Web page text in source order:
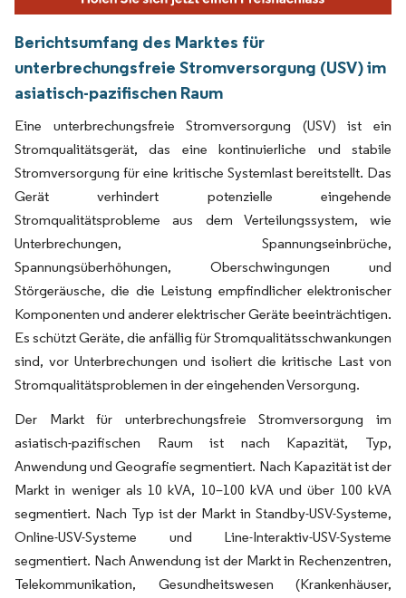
Berichtsumfang des Marktes für
unterbrechungsfreie Stromversorgung (USV) im
asiatisch-pazifischen Raum
Eine unterbrechungsfreie Stromversorgung (USV) ist ein
Stromqualitätsgerät, das eine kontinuierliche und stabile
Stromversorgung für eine kritische Systemlast bereitstellt. Das
Gerät verhindert potenzielle eingehende
Stromqualitätsprobleme aus dem Verteilungssystem, wie
Unterbrechungen, Spannungseinbrüche,
Spannungsüberhöhungen, Oberschwingungen und
Störgeräusche, die die Leistung empfindlicher elektronischer
Komponenten und anderer elektrischer Geräte beeinträchtigen.
Es schützt Geräte, die anfällig für Stromqualitätsschwankungen
sind, vor Unterbrechungen und isoliert die kritische Last von
Stromqualitätsproblemen in der eingehenden Versorgung.
Der Markt für unterbrechungsfreie Stromversorgung im
asiatisch-pazifischen Raum ist nach Kapazität, Typ,
Anwendung und Geografie segmentiert. Nach Kapazität ist der
Markt in weniger als 10 kVA, 10–100 kVA und über 100 kVA
segmentiert. Nach Typ ist der Markt in Standby-USV-Systeme,
Online-USV-Systeme und Line-Interaktiv-USV-Systeme
segmentiert. Nach Anwendung ist der Markt in Rechenzentren,
Telekommunikation, Gesundheitswesen (Krankenhäuser,